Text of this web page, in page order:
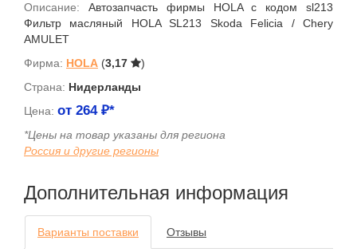
Описание: Автозапчасть фирмы HOLA с кодом sl213
Фильтр масляный HOLA SL213 Skoda Felicia / Chery
AMULET
Фирма: HOLA (3,17
)
Страна: Нидерланды
Цена: от 264₽*
*Цены на товар указаны для региона
Россия и другие регионы
Дополнительная информация
Варианты поставки Отзывы